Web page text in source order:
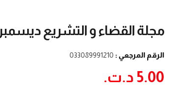
مجلة القضاء و التشريع ديسمبر 2012
الرقم المرجعي : 033089991210
5.00 د.ت.‏